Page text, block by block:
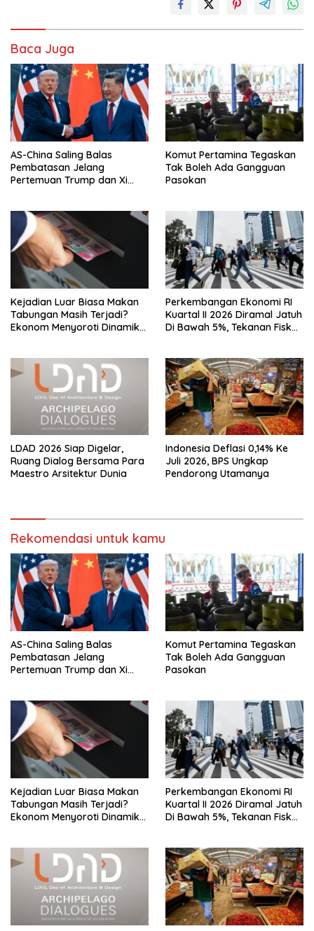
Baca Juga
AS-China Saling Balas
Pembatasan Jelang
Pertemuan Trump dan Xi
Komut Pertamina Tegaskan
Tak Boleh Ada Gangguan
Pasokan
Kejadian Luar Biasa Makan
Tabungan Masih Terjadi?
Ekonom Menyoroti Dinamika
Perkembangan Ekonomi RI
Kuartal II 2026 Diramal Jatuh
Di Bawah 5%, Tekanan Fiskal
LDAD 2026 Siap Digelar,
Ruang Dialog Bersama Para
Maestro Arsitektur Dunia
Indonesia Deflasi 0,14% Ke
Juli 2026, BPS Ungkap
Pendorong Utamanya
Rekomendasi untuk kamu
AS-China Saling Balas
Pembatasan Jelang
Pertemuan Trump dan Xi
Komut Pertamina Tegaskan
Tak Boleh Ada Gangguan
Pasokan
Kejadian Luar Biasa Makan
Tabungan Masih Terjadi?
Ekonom Menyoroti Dinamika
Perkembangan Ekonomi RI
Kuartal II 2026 Diramal Jatuh
Di Bawah 5%, Tekanan Fiskal